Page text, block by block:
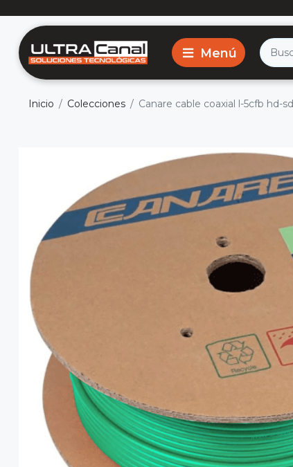
Inicio Colecciones Canare cable coaxial l-5cfb hd-